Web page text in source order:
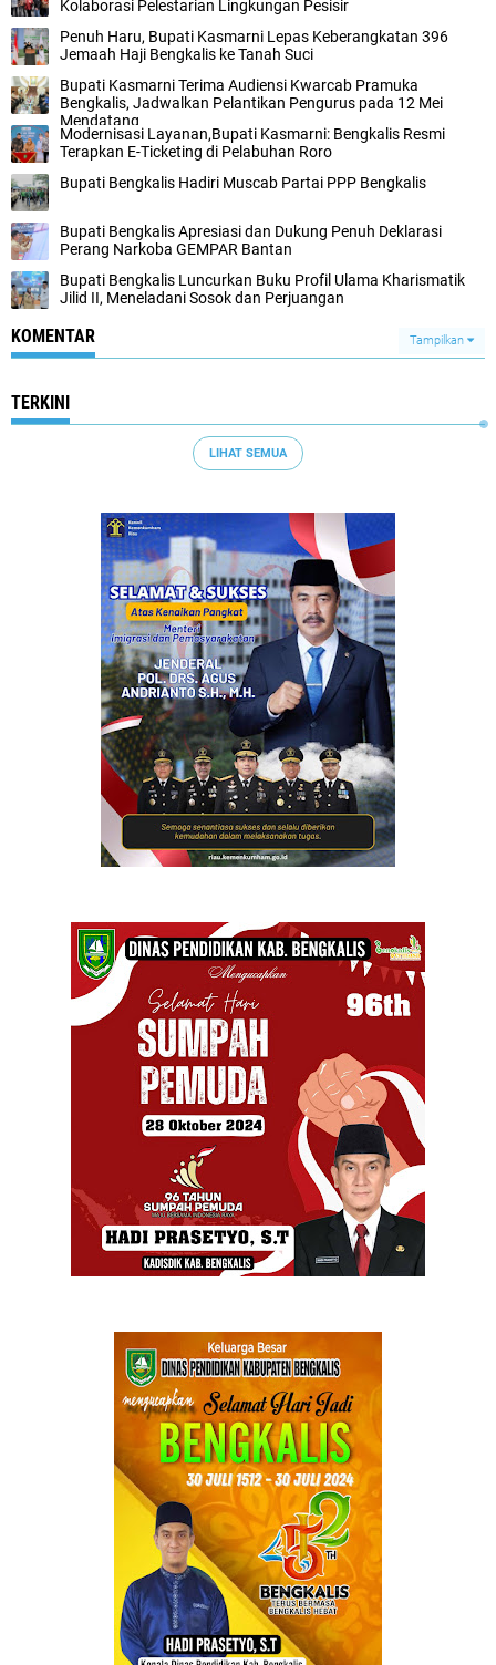
Kolaborasi Pelestarian Lingkungan Pesisir
Penuh Haru, Bupati Kasmarni Lepas Keberangkatan 396
Jemaah Haji Bengkalis ke Tanah Suci
Bupati Kasmarni Terima Audiensi Kwarcab Pramuka
Bengkalis, Jadwalkan Pelantikan Pengurus pada 12 Mei
Mendatang
Modernisasi Layanan,Bupati Kasmarni: Bengkalis Resmi
Terapkan E-Ticketing di Pelabuhan Roro
Bupati Bengkalis Hadiri Muscab Partai PPP Bengkalis
Bupati Bengkalis Apresiasi dan Dukung Penuh Deklarasi
Perang Narkoba GEMPAR Bantan
Bupati Bengkalis Luncurkan Buku Profil Ulama Kharismatik
Jilid II, Meneladani Sosok dan Perjuangan
KOMENTAR Tampilkan
TERKINI
LIHAT SEMUA